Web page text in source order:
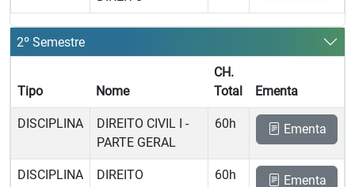
2º Semestre
Tipo Nome
CH.
Total
Ementa
DISCIPLINA
DIREITO CIVIL I -
PARTE GERAL
60h Ementa
DISCIPLINA
DIREITO
60h Ementa